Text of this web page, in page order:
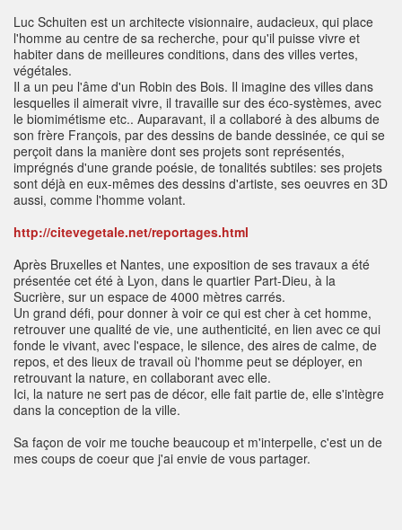
Luc Schuiten est un architecte visionnaire, audacieux, qui place
l'homme au centre de sa recherche, pour qu'il puisse vivre et
habiter dans de meilleures conditions, dans des villes vertes,
végétales.
Il a un peu l'âme d'un Robin des Bois. Il imagine des villes dans
lesquelles il aimerait vivre, il travaille sur des éco-systèmes, avec
le biomimétisme etc.. Auparavant, il a collaboré à des albums de
son frère François, par des dessins de bande dessinée, ce qui se
perçoit dans la manière dont ses projets sont représentés,
imprégnés d'une grande poésie, de tonalités subtiles: ses projets
sont déjà en eux-mêmes des dessins d'artiste, ses oeuvres en 3D
aussi, comme l'homme volant.
http://citevegetale.net/reportages.html
Après Bruxelles et Nantes, une exposition de ses travaux a été
présentée cet été à Lyon, dans le quartier Part-Dieu, à la
Sucrière, sur un espace de 4000 mètres carrés.
Un grand défi, pour donner à voir ce qui est cher à cet homme,
retrouver une qualité de vie, une authenticité, en lien avec ce qui
fonde le vivant, avec l'espace, le silence, des aires de calme, de
repos, et des lieux de travail où l'homme peut se déployer, en
retrouvant la nature, en collaborant avec elle.
Ici, la nature ne sert pas de décor, elle fait partie de, elle s'intègre
dans la conception de la ville.
Sa façon de voir me touche beaucoup et m'interpelle, c'est un de
mes coups de coeur que j'ai envie de vous partager.